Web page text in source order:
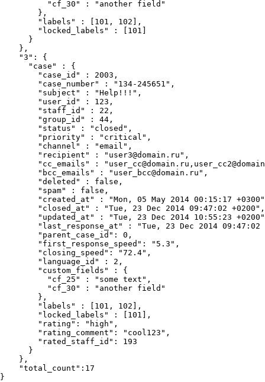
          "cf_30" : "another field"
        },
        "labels" : [101, 102],
        "locked_labels" : [101]
      }
    },
    "3": {
      "case" : {
        "case_id" : 2003,
        "case_number" : "134-245651",
        "subject" : "Help!!!",
        "user_id" : 123,
        "staff_id" : 22,
        "group_id" : 44,
        "status" : "closed",
        "priority" : "critical",
        "channel" : "email",
        "recipient" : "user3@domain.ru",
"cc_emails" :
        "bcc_emails" : "user_bcc@domain.ru",
        "deleted" : false,
        "spam" : false,
"created_at" : "Mon, 05 May 2014 00:15:17
        "closed_at" : "Tue, 23 Dec 2014 09:47:02 +0200",
"updated_at" : "Tue, 23 Dec 2014 10:55:23
"last_response_at" : "Tue, 23 Dec 2014 09:47:02
        "parent_case_id": 0,
        "first_response_speed": "5.3",
        "closing_speed": "72.4",
        "language_id" : 2,
        "custom_fields" : {
          "cf_25" : "some text",
          "cf_30" : "another field"
        },
        "labels" : [101, 102],
        "locked_labels" : [101],
        "rating": "high",
        "rating_comment": "cool123",
        "rated_staff_id": 193
      }
    },
    "total_count":17
}